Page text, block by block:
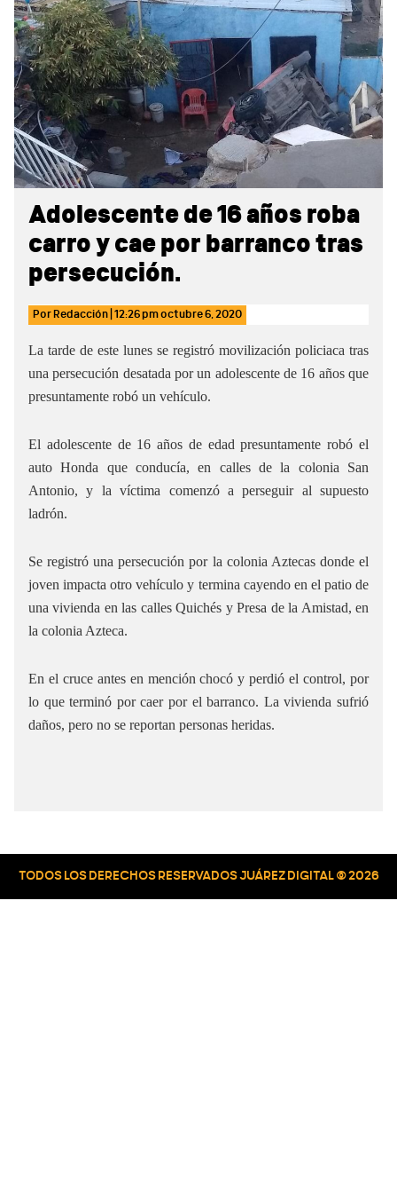
Adolescente de 16 años roba
carro y cae por barranco tras
persecución.
Por Redacción 12:26 pmoctubre 6, 2020
La tarde de este lunes se registró movilización policiaca tras
una persecución desatada por un adolescente de 16 años que
presuntamente robó un vehículo.
El adolescente de 16 años de edad presuntamente robó el
auto Honda que conducía, en calles de la colonia San
Antonio, y la víctima comenzó a perseguir al supuesto
ladrón.
Se registró una persecución por la colonia Aztecas donde el
joven impacta otro vehículo y termina cayendo en el patio de
una vivienda en las calles Quichés y Presa de la Amistad, en
la colonia Azteca.
En el cruce antes en mención chocó y perdió el control, por
lo que terminó por caer por el barranco. La vivienda sufrió
daños, pero no se reportan personas heridas.
Sidebar
TODOS LOS DERECHOS RESERVADOS JUÁREZ DIGITAL © 2026